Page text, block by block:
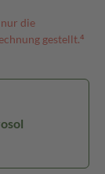
die
gestellt.⁴